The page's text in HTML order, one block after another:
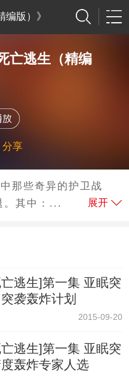
编版）》
亡逃生（精编
分享
那些奇异的护卫战
。其中：...
展开
逃生]第一集 亚眠突
袭轰炸计划
2015-09-20
逃生]第一集 亚眠突
轰炸专家人选